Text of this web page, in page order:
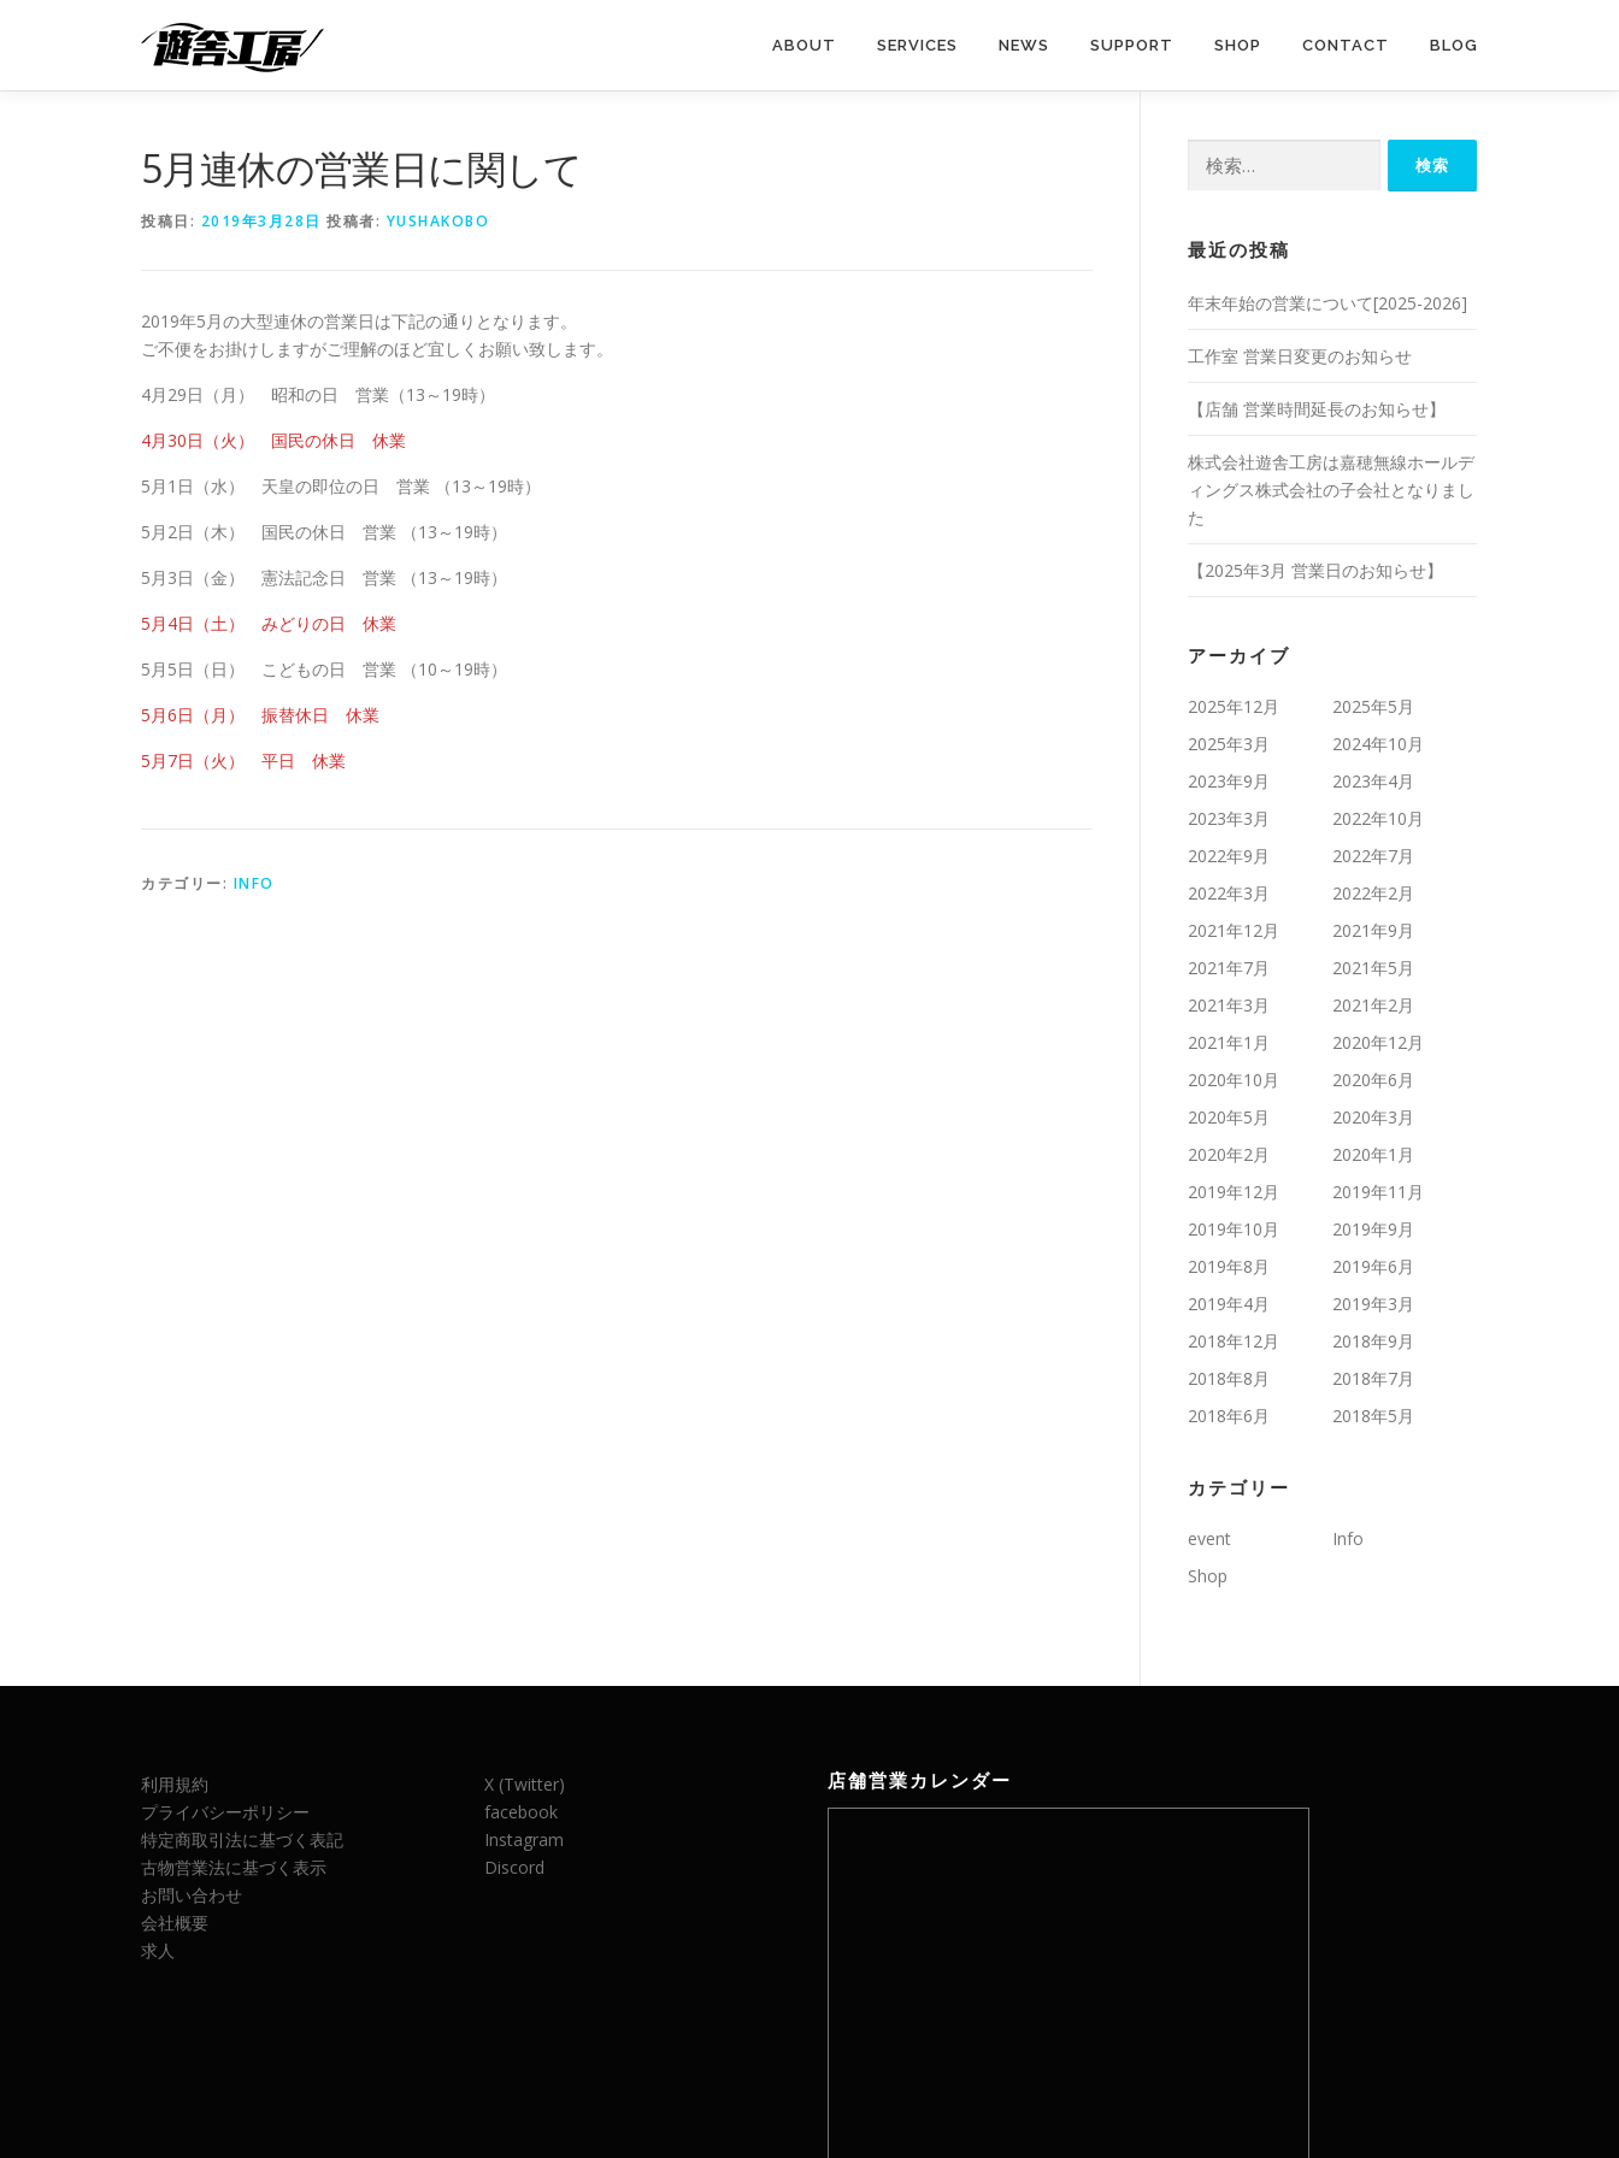
ン
ABOUT SERVICES NEWS SUPPORT SHOP CONTACT BLOG
5月連休の営業日に関して
投稿日: 2019年3月28日 投稿者: YUSHAKOBO
2019年5月の大型連休の営業日は下記の通りとなります。
ご不便をお掛けしますがご理解のほど宜しくお願い致します。
4月29日（月） 昭和の日 営業（13～19時）
4月30日（火） 国民の休日 休業
5月1日（水） 天皇の即位の日 営業 （13～19時）
5月2日（木） 国民の休日 営業 （13～19時）
5月3日（金） 憲法記念日 営業 （13～19時）
5月4日（土） みどりの日 休業
5月5日（日） こどもの日 営業 （10～19時）
5月6日（月） 振替休日 休業
5月7日（火） 平日 休業
カテゴリー: INFO
最近の投稿
年末年始の営業について[2025-2026]
工作室 営業日変更のお知らせ
【店舗 営業時間延長のお知らせ】
株式会社遊舎工房は嘉穂無線ホールデ
ィングス株式会社の子会社となりまし
た
【2025年3月 営業日のお知らせ】
アーカイブ
2025年12月
2025年5月
2025年3月
2024年10月
2023年9月
2023年4月
2023年3月
2022年10月
2022年9月
2022年7月
2022年3月
2022年2月
2021年12月
2021年9月
2021年7月
2021年5月
2021年3月
2021年2月
2021年1月
2020年12月
2020年10月
2020年6月
2020年5月
2020年3月
2020年2月
2020年1月
2019年12月
2019年11月
2019年10月
2019年9月
2019年8月
2019年6月
2019年4月
2019年3月
2018年12月
2018年9月
2018年8月
2018年7月
2018年6月
2018年5月
カテゴリー
event
Info
Shop
利用規約
プライバシーポリシー
特定商取引法に基づく表記
古物営業法に基づく表示
お問い合わせ
会社概要
求人
X (Twitter)
facebook
Instagram
Discord
店舗営業カレンダー